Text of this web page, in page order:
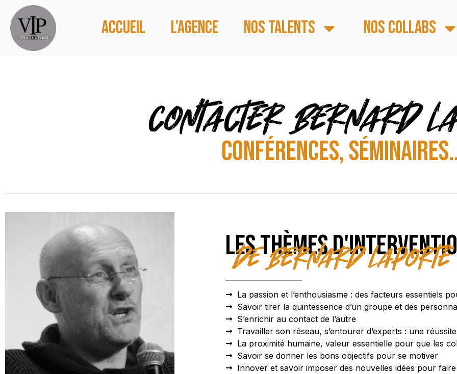
Accueil L’agence Nos talents Nos collabs
contacter Bernard
CONFÉRENCES,
LES THÈMES
de Bernard Laporte
La passion et l’enthousiasme : des facteurs essentiels
Savoir tirer la quintessence d’un groupe et des
S’enrichir au contact de l’autre
Travailler son réseau, s’entourer d’experts : une
La proximité humaine, valeur essentielle pour que les
Savoir se donner les bons objectifs pour se motiver
Innover et savoir imposer des nouvelles idées pour